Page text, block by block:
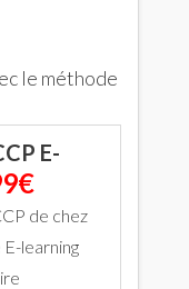
le méthode
E-
de chez
learning